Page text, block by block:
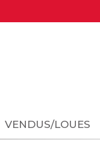
VENDUS/LOUES